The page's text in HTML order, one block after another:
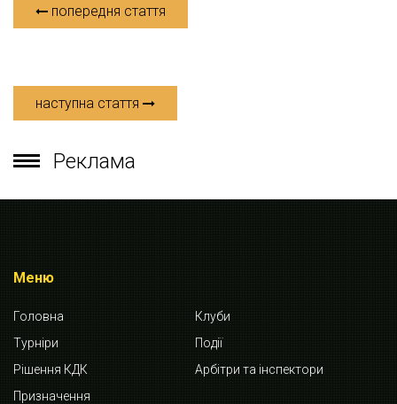
попередня стаття
наступна стаття
Реклама
Меню
Головна
Клуби
Турніри
Події
Рішення КДК
Арбітри та інспектори
Призначення